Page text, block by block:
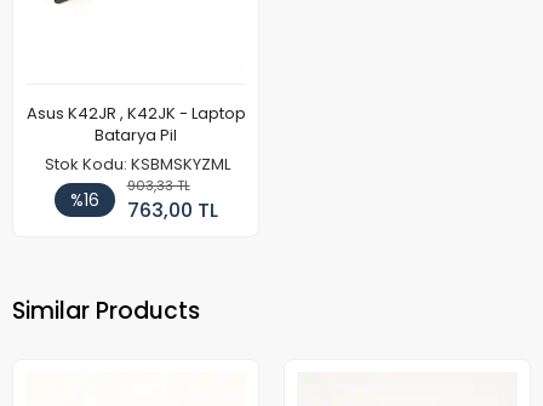
Asus K42JR , K42JK - Laptop
Batarya Pil
Stok Kodu: KSBMSKYZML
%16
903,33 TL
763,00 TL
Similar Products